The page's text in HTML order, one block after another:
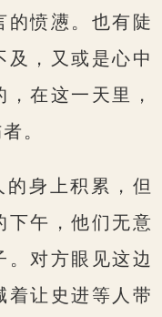
的愤懑。也有陡
及，又或是心中
在这一天里，
。
身上积累，但
下午，他们无意
。对方眼见这边
着让史进等人带